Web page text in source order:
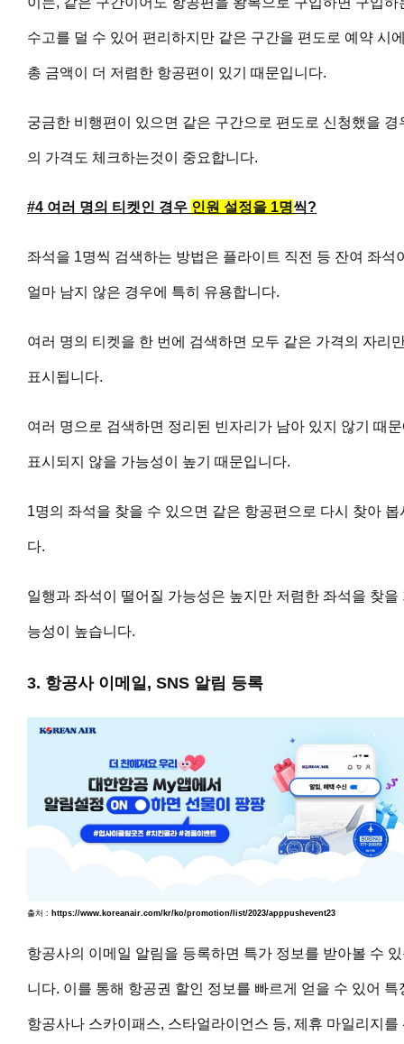
수고를 덜 수 있어 편리하지만 같은 구간을 편도로 예약 시
총 금액이 더 저렴한 항공편이 있기 때문입니다.
궁금한 비행편이 있으면 같은 구간으로 편도로 신청했을 경
의 가격도 체크하는것이 중요합니다.
#4 여러 명의 티켓인 경우 인원 설정을 1명씩?
좌석을 1명씩 검색하는 방법은 플라이트 직전 등 잔여 좌석
얼마 남지 않은 경우에 특히 유용합니다.
여러 명의 티켓을 한 번에 검색하면 모두 같은 가격의 자리
표시됩니다.
여러 명으로 검색하면 정리된 빈자리가 남아 있지 않기 때
표시되지 않을 가능성이 높기 때문입니다.
1명의 좌석을 찾을 수 있으면 같은 항공편으로 다시 찾아 봅
다.
일행과 좌석이 떨어질 가능성은 높지만 저렴한 좌석을 찾을
능성이 높습니다.
3. 항공사 이메일, SNS 알림 등록
출처 : https://www.koreanair.com/kr/ko/promotion/list/2023/apppushevent23
항공사의 이메일 알림을 등록하면 특가 정보를 받아볼 수
니다. 이를 통해 항공권 할인 정보를 빠르게 얻을 수 있어 특
항공사나 스카이패스, 스타얼라이언스 등, 제휴 마일리지를